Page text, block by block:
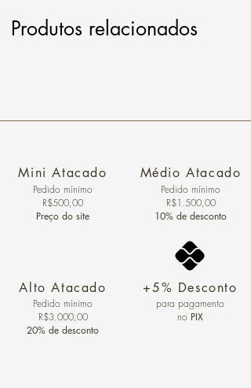
Produtos relacionados
Mini Atacado
Pedido ​mínimo
R$500,00
Preço do site
Alto Atacado
Pedido mínimo
R$3.000,00
20% de desconto
Médio Atacado
Pedido mínimo
R$1.500,00
10% de desconto
+5% Desconto
para pagamento
no PIX